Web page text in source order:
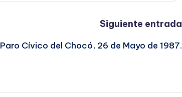
Siguiente entrada
Paro Cívico del Chocó, 26 de Mayo de 1987.